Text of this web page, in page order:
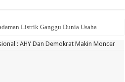
Listrik Ganggu Dunia Usaha
Keuangan Pemda Karawang
: AHY Dan Demokrat Makin Moncer